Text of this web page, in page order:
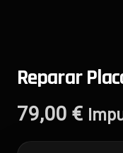
Reparar
79,00 €